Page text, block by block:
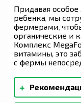
Придавая
ребенка, мы
фермерами,
органические и
Комплекс
витамины, это
с фермы
+